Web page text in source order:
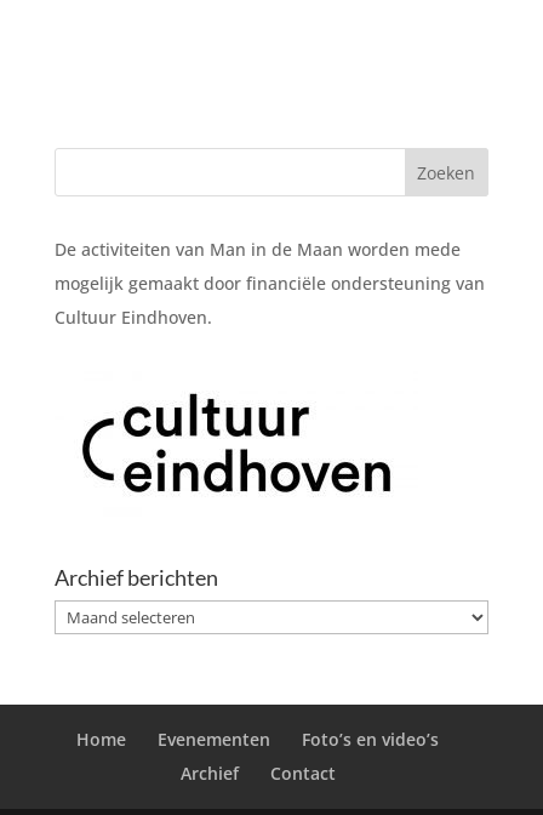
De activiteiten van Man in de Maan worden mede
mogelijk gemaakt door financiële ondersteuning van
Cultuur Eindhoven.
Archief berichten
Archief
Home Evenementen
Foto’s en video’s
Archief
Contact